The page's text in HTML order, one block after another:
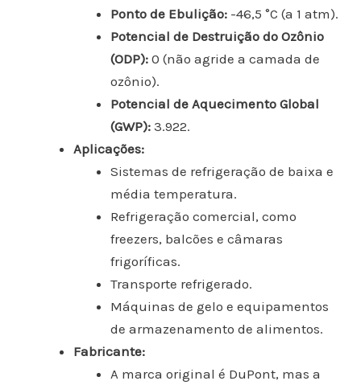
Ponto de Ebulição:-46,5 °C (a 1 atm).
Potencial de Destruição do Ozônio
(ODP):0 (não agride a camada de
ozônio).
Potencial de Aquecimento Global
(GWP):3.922.
Aplicações:
Sistemas de refrigeração de baixa e
média temperatura.
Refrigeração comercial, como
freezers, balcões e câmaras
frigoríficas.
Transporte refrigerado.
Máquinas de gelo e equipamentos
de armazenamento de alimentos.
Fabricante:
A marca original é DuPont, mas a